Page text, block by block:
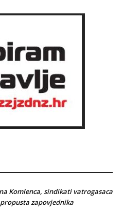
Komlenca, sindikati vatrogasaca
zapovjednika